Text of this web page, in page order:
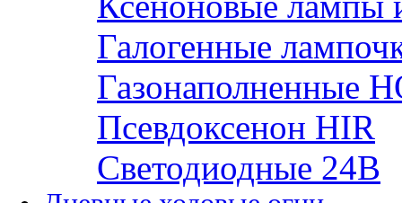
Галогенные
Газонаполненные
Псевдоксенон HIR
Cветодиодные 24B